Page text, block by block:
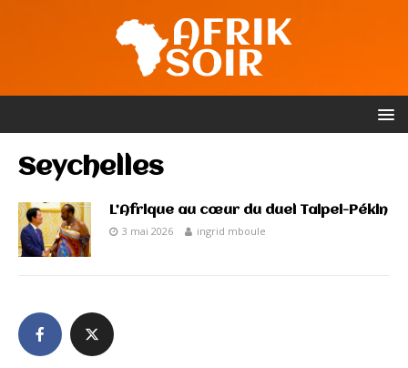
Seychelles
L’Afrique au cœur du duel Taipei-Pékin
3 mai 2026 ingrid mboule